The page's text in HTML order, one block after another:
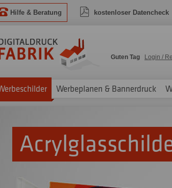
Hilfe & Beratung kostenloser Datencheck
Guten Tag Login /
Werbeplanen & Bannerdruck